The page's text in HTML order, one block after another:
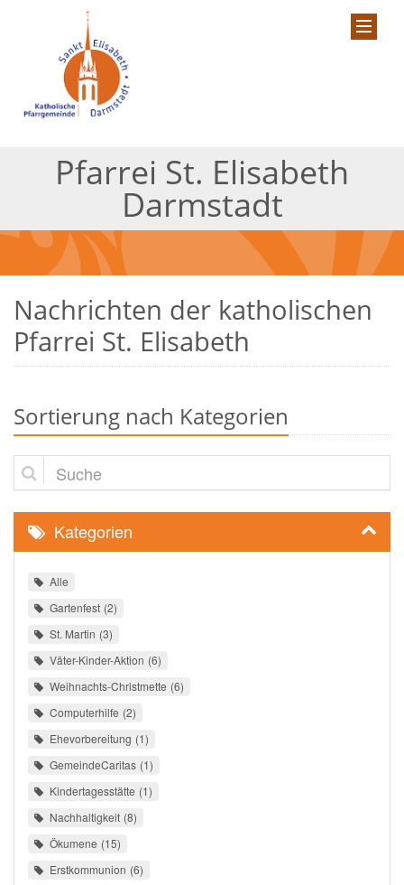
Pfarrei St. Elisabeth
Darmstadt
Nachrichten der katholischen
Pfarrei St. Elisabeth
Sortierung nach Kategorien
Suche
Kategorien
Alle
Gartenfest 2
St. Martin 3
Väter-Kinder-Aktion 6
Weihnachts-Christmette 6
Computerhilfe 2
Ehevorbereitung 1
GemeindeCaritas 1
Kindertagesstätte 1
Nachhaltigkeit 8
Ökumene 15
Erstkommunion 6